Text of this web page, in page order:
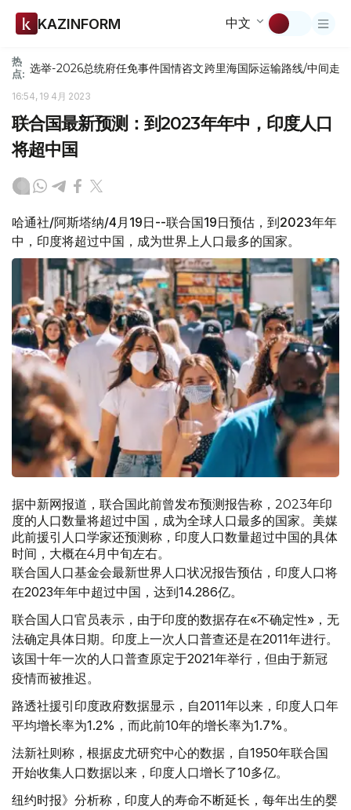
KAZINFORM 中文
热
点: 选举-2026总统府任免事件国情咨文跨里海国际运输路线/中间走廊
16:54, 19 4月 2023
联合国最新预测：到2023年年中，印度人口
将超中国
哈通社/阿斯塔纳/4月19日--联合国19日预估，到2023年年
中，印度将超过中国，成为世界上人口最多的国家。
据中新网报道，联合国此前曾发布预测报告称，2023年印
度的人口数量将超过中国，成为全球人口最多的国家。美媒
此前援引人口学家还预测称，印度人口数量超过中国的具体
时间，大概在4月中旬左右。
联合国人口基金会最新世界人口状况报告预估，印度人口将
在2023年年中超过中国，达到14.286亿。
联合国人口官员表示，由于印度的数据存在«不确定性»，无
法确定具体日期。印度上一次人口普查还是在2011年进行。
该国十年一次的人口普查原定于2021年举行，但由于新冠
疫情而被推迟。
路透社援引印度政府数据显示，自2011年以来，印度人口年
平均增长率为1.2%，而此前10年的增长率为1.7%。
法新社则称，根据皮尤研究中心的数据，自1950年联合国
开始收集人口数据以来，印度人口增长了10多亿。
纽约时报》分析称，印度人的寿命不断延长，每年出生的婴